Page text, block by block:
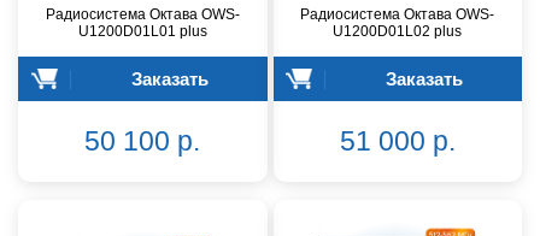
Радиосистема Октава OWS-
U1200D01L01 plus
Заказать
50 100 р.
Радиосистема Октава OWS-
U1200D01L02 plus
Заказать
51 000 р.